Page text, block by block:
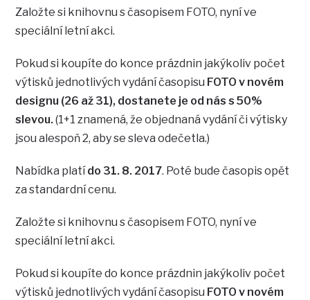
Založte si knihovnu s časopisem FOTO, nyní ve
speciální letní akci.
Pokud si koupíte do konce prázdnin jakýkoliv počet
výtisků jednotlivých vydání časopisu FOTO v novém
designu (26 až 31), dostanete je od nás s 50%
slevou.(1+1 znamená, že objednaná vydání či výtisky
jsou alespoň 2, aby se sleva odečetla.)
Nabídka platído 31. 8. 2017. Poté bude časopis opět
za standardní cenu.
Založte si knihovnu s časopisem FOTO, nyní ve
speciální letní akci.
Pokud si koupíte do konce prázdnin jakýkoliv počet
výtisků jednotlivých vydání časopisu FOTO v novém